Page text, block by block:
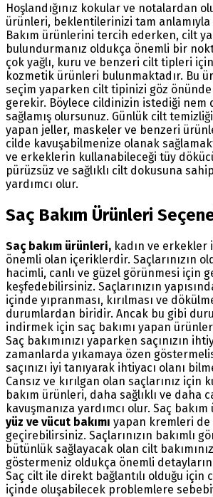
Hoşlandığınız kokular ve notalardan
ürünleri, beklentilerinizi tam anlamıyla
Bakım ürünlerini tercih ederken, cilt
bulundurmanız oldukça önemli bir
çok yağlı, kuru ve benzeri cilt tipleri
kozmetik ürünleri bulunmaktadır. Bu
seçim yaparken cilt tipinizi göz
gerekir. Böylece cildinizin istediği nem
sağlamış olursunuz. Günlük cilt
yapan jeller, maskeler ve benzeri
cilde kavuşabilmenize olanak
ve erkeklerin kullanabileceği tüy
pürüzsüz ve sağlıklı cilt dokusuna
yardımcı olur.
Saç Bakım Ürünleri
Saç bakım ürünleri, kadın ve erkekler
önemli olan içeriklerdir. Saçlarınızın
hacimli, canlı ve güzel görünmesi için
keşfedebilirsiniz. Saçlarınızın
içinde yıpranması, kırılması ve
durumlardan biridir. Ancak bu gibi
indirmek için saç bakımı yapan
Saç bakımınızı yaparken saçınızın
zamanlarda yıkamaya özen
saçınızı iyi tanıyarak ihtiyacı olanı
Cansız ve kırılgan olan saçlarınız için
bakım ürünleri, daha sağlıklı ve daha
kavuşmanıza yardımcı olur. Saç
yüz ve vücut bakımı yapan kremleri de
geçirebilirsiniz. Saçlarınızın bakımlı
bütünlük sağlayacak olan cilt
göstermeniz oldukça önemli detayların
Saç cilt ile direkt bağlantılı olduğu için
içinde oluşabilecek problemlere